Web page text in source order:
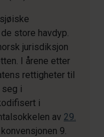
store havdyp.
jurisdiksjon
I årene etter
rettigheter til
i
i
av 29.
9.